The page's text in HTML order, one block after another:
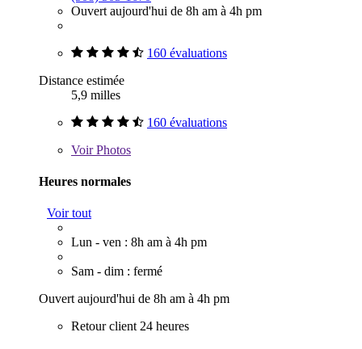
Ouvert aujourd'hui de 8h am à 4h pm
160 évaluations
Distance estimée
5,9 milles
160 évaluations
VoirPhotos
Heures normales
Voir tout
Lun - ven : 8h am à 4h pm
Sam - dim : fermé
Ouvert aujourd'hui de 8h am à 4h pm
Retour client 24 heures